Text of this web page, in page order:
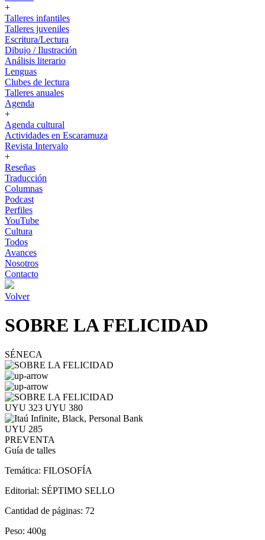
+
Talleres infantiles
Talleres juveniles
Escritura/Lectura
Dibujo / Ilustración
Análisis literario
Lenguas
Clubes de lectura
Talleres anuales
Agenda
+
Agenda cultural
Actividades en Escaramuza
Revista Intervalo
+
Reseñas
Traducción
Columnas
Podcast
Perfiles
YouTube
Cultura
Todos
Avances
Nosotros
Contacto
Volver
SOBRE LA FELICIDAD
SÉNECA
UYU 323 UYU 380
UYU 285
PREVENTA
Guía de talles
Temática: FILOSOFÍA
Editorial: SÉPTIMO SELLO
Cantidad de páginas: 72
Peso: 400g